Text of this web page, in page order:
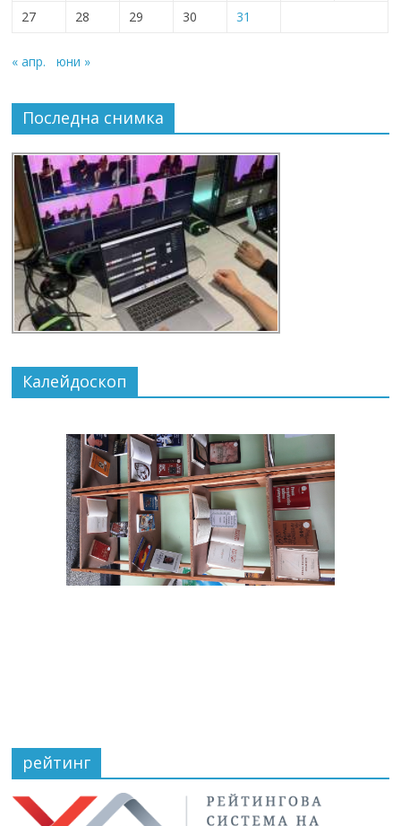
27
28 29 30 31
« апр. юни »
Последна снимка
Калейдоскоп
рейтинг